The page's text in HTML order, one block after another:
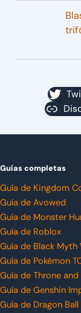
Guías completas
Guía de Kingdom
Guía de Avowed
Guía de Monster
Guía de Roblox
Guía de Black Myth
Guía de Pokémon
Guía de Throne
Guía de Genshin
Guía de Dragon